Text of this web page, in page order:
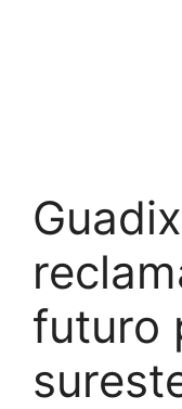
futuro